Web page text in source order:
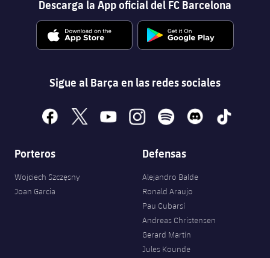
Descarga la App oficial del FC Barcelona
Sigue al Barça en las redes sociales
facebook
x youtubeinstagramspotify discord tiktok
Porteros
Wojciech Szczęsny
Joan Garcia
Defensas
Alejandro Balde
Ronald Araujo
Pau Cubarsí
Andreas Christensen
Gerard Martín
Jules Kounde